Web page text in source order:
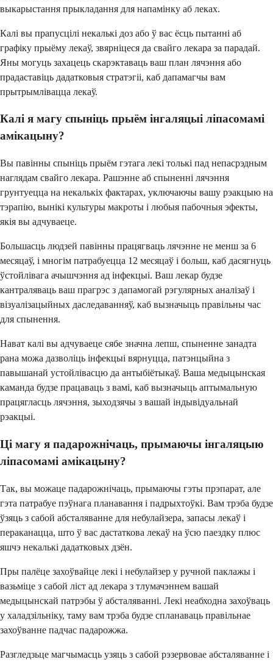
выкарыстання прыкладання для напамінку аб леках.
Калі вы прапусцілі некалькі доз або ў вас ёсць пытанні аб
графіку прыёму лекаў, звярніцеся да свайго лекара за парадай.
Яны могуць захацець скарэктаваць ваш план лячэння або
прадаставіць дадатковыя стратэгіі, каб дапамагчы вам
прытрымлівацца лекаў.
Калі я магу спыніць прыём інгаляцыі ліпасомамі
амікацыну?
Вы павінны спыніць прыём гэтага лекі толькі пад непасрэдным
наглядам свайго лекара. Рашэнне аб спыненні лячэння
грунтуецца на некалькіх фактарах, уключаючы вашу рэакцыю на
тэрапію, вынікі культуры макроты і любыя пабочныя эфекты,
якія вы адчуваеце.
Большасць людзей павінны працягваць лячэнне не менш за 6
месяцаў, і многім патрабуецца 12 месяцаў і больш, каб дасягнуць
ўстойлівага ачышчэння ад інфекцыі. Ваш лекар будзе
кантраляваць ваш прагрэс з дапамогай рэгулярных аналізаў і
візуалізацыйных даследаванняў, каб вызначыць правільны час
для спынення.
Нават калі вы адчуваеце сябе значна лепш, спыненне занадта
рана можа дазволіць інфекцыі вярнуцца, патэнцыйна з
павышанай устойлівасцю да антыбіётыкаў. Ваша медыцынская
каманда будзе працаваць з вамі, каб вызначыць аптымальную
працягласць лячэння, зыходзячы з вашай індывідуальнай
рэакцыі.
Ці магу я падарожнічаць, прымаючы інгаляцыю
ліпасомамі амікацыну?
Так, вы можаце падарожнічаць, прымаючы гэты прэпарат, але
гэта патрабуе пэўнага планавання і падрыхтоўкі. Вам трэба будзе
ўзяць з сабой абсталяванне для небулайзера, запасы лекаў і
пераканацца, што ў вас дастаткова лекаў на ўсю паездку плюс
яшчэ некалькі дадатковых дзён.
Пры палёце захоўвайце лекі і небулайзер у ручной паклажы і
вазьміце з сабой ліст ад лекара з тлумачэннем вашай
медыцынскай патрэбы ў абсталяванні. Лекі неабходна захоўваць
у халадзільніку, таму вам трэба будзе спланаваць правільнае
захоўванне падчас падарожжа.
Разгледзьце магчымасць узяць з сабой рэзервовае абсталяванне і